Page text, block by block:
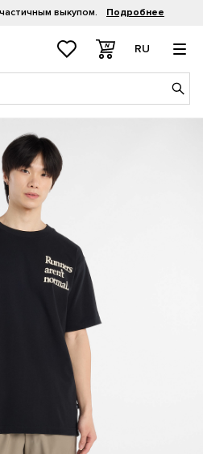
выкупом. Подробнее
RU